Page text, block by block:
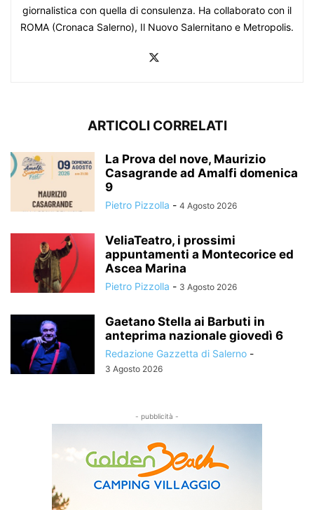
giornalistica con quella di consulenza. Ha collaborato con il
ROMA (Cronaca Salerno), Il Nuovo Salernitano e Metropolis.
ARTICOLI CORRELATI
La Prova del nove, Maurizio
Casagrande ad Amalfi domenica
9
Pietro Pizzolla - 4 Agosto 2026
VeliaTeatro, i prossimi
appuntamenti a Montecorice ed
Ascea Marina
Pietro Pizzolla - 3 Agosto 2026
Gaetano Stella ai Barbuti in
anteprima nazionale giovedì 6
Redazione Gazzetta di Salerno -
3 Agosto 2026
- pubblicità -